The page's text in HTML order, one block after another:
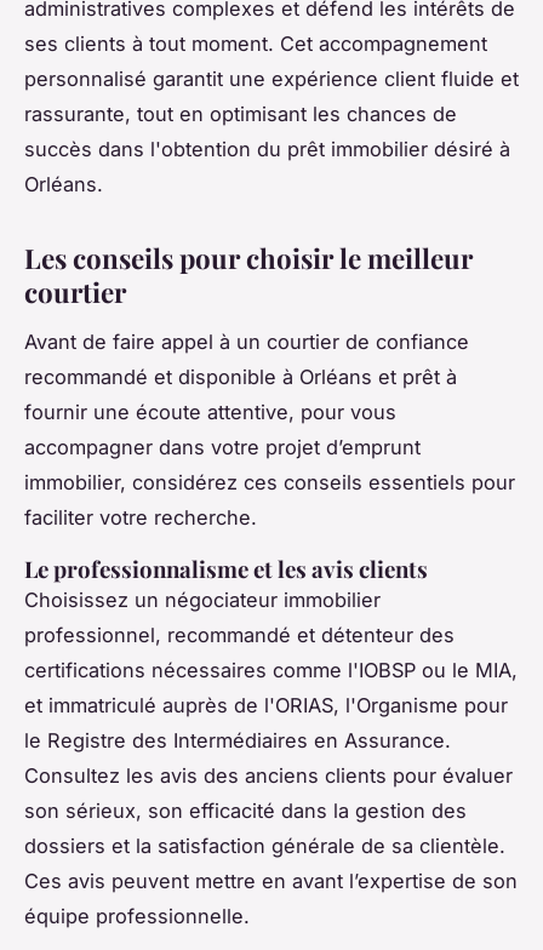
administratives complexes et défend les intérêts de
ses clients à tout moment. Cet accompagnement
personnalisé garantit une expérience client fluide et
rassurante, tout en optimisant les chances de
succès dans l'obtention du prêt immobilier désiré à
Orléans.
Les conseils pour choisir le meilleur
courtier
Avant de faire appel à un courtier de confiance
recommandé et disponible à Orléans et prêt à
fournir une écoute attentive, pour vous
accompagner dans votre projet d’emprunt
immobilier, considérez ces conseils essentiels pour
faciliter votre recherche.
Le professionnalisme et les avis clients
Choisissez un négociateur immobilier
professionnel, recommandé et détenteur des
certifications nécessaires comme l'IOBSP ou le MIA,
et immatriculé auprès de l'ORIAS, l'Organisme pour
le Registre des Intermédiaires en Assurance.
Consultez les avis des anciens clients pour évaluer
son sérieux, son efficacité dans la gestion des
dossiers et la satisfaction générale de sa clientèle.
Ces avis peuvent mettre en avant l’expertise de son
équipe professionnelle.